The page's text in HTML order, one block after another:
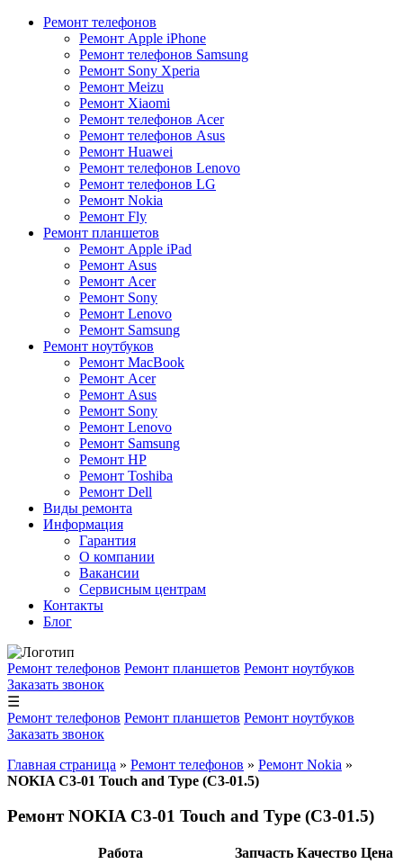
Ремонт телефонов
Ремонт Apple iPhone
Ремонт телефонов Samsung
Ремонт Sony Xperia
Ремонт Meizu
Ремонт Xiaomi
Ремонт телефонов Acer
Ремонт телефонов Asus
Ремонт Huawei
Ремонт телефонов Lenovo
Ремонт телефонов LG
Ремонт Nokia
Ремонт Fly
Ремонт планшетов
Ремонт Apple iPad
Ремонт Asus
Ремонт Acer
Ремонт Sony
Ремонт Lenovo
Ремонт Samsung
Ремонт ноутбуков
Ремонт MacBook
Ремонт Acer
Ремонт Asus
Ремонт Sony
Ремонт Lenovo
Ремонт Samsung
Ремонт HP
Ремонт Toshiba
Ремонт Dell
Виды ремонта
Информация
Гарантия
О компании
Вакансии
Сервисным центрам
Контакты
Блог
Ремонт телефонов Ремонт планшетов Ремонт ноутбуков
Заказать звонок
☰
Ремонт телефонов Ремонт планшетов Ремонт ноутбуков
Заказать звонок
Главная страница » Ремонт телефонов » Ремонт Nokia »
NOKIA C3-01 Touch and Type (C3-01.5)
Ремонт NOKIA C3-01 Touch and Type (C3-01.5)
Работа Запчасть Качество Цена